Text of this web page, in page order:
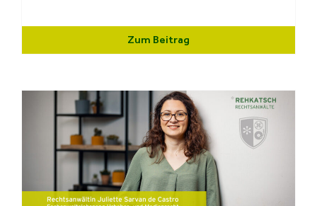
Zum Beitrag